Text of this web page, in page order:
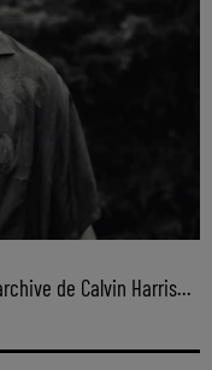
de Calvin Harris...